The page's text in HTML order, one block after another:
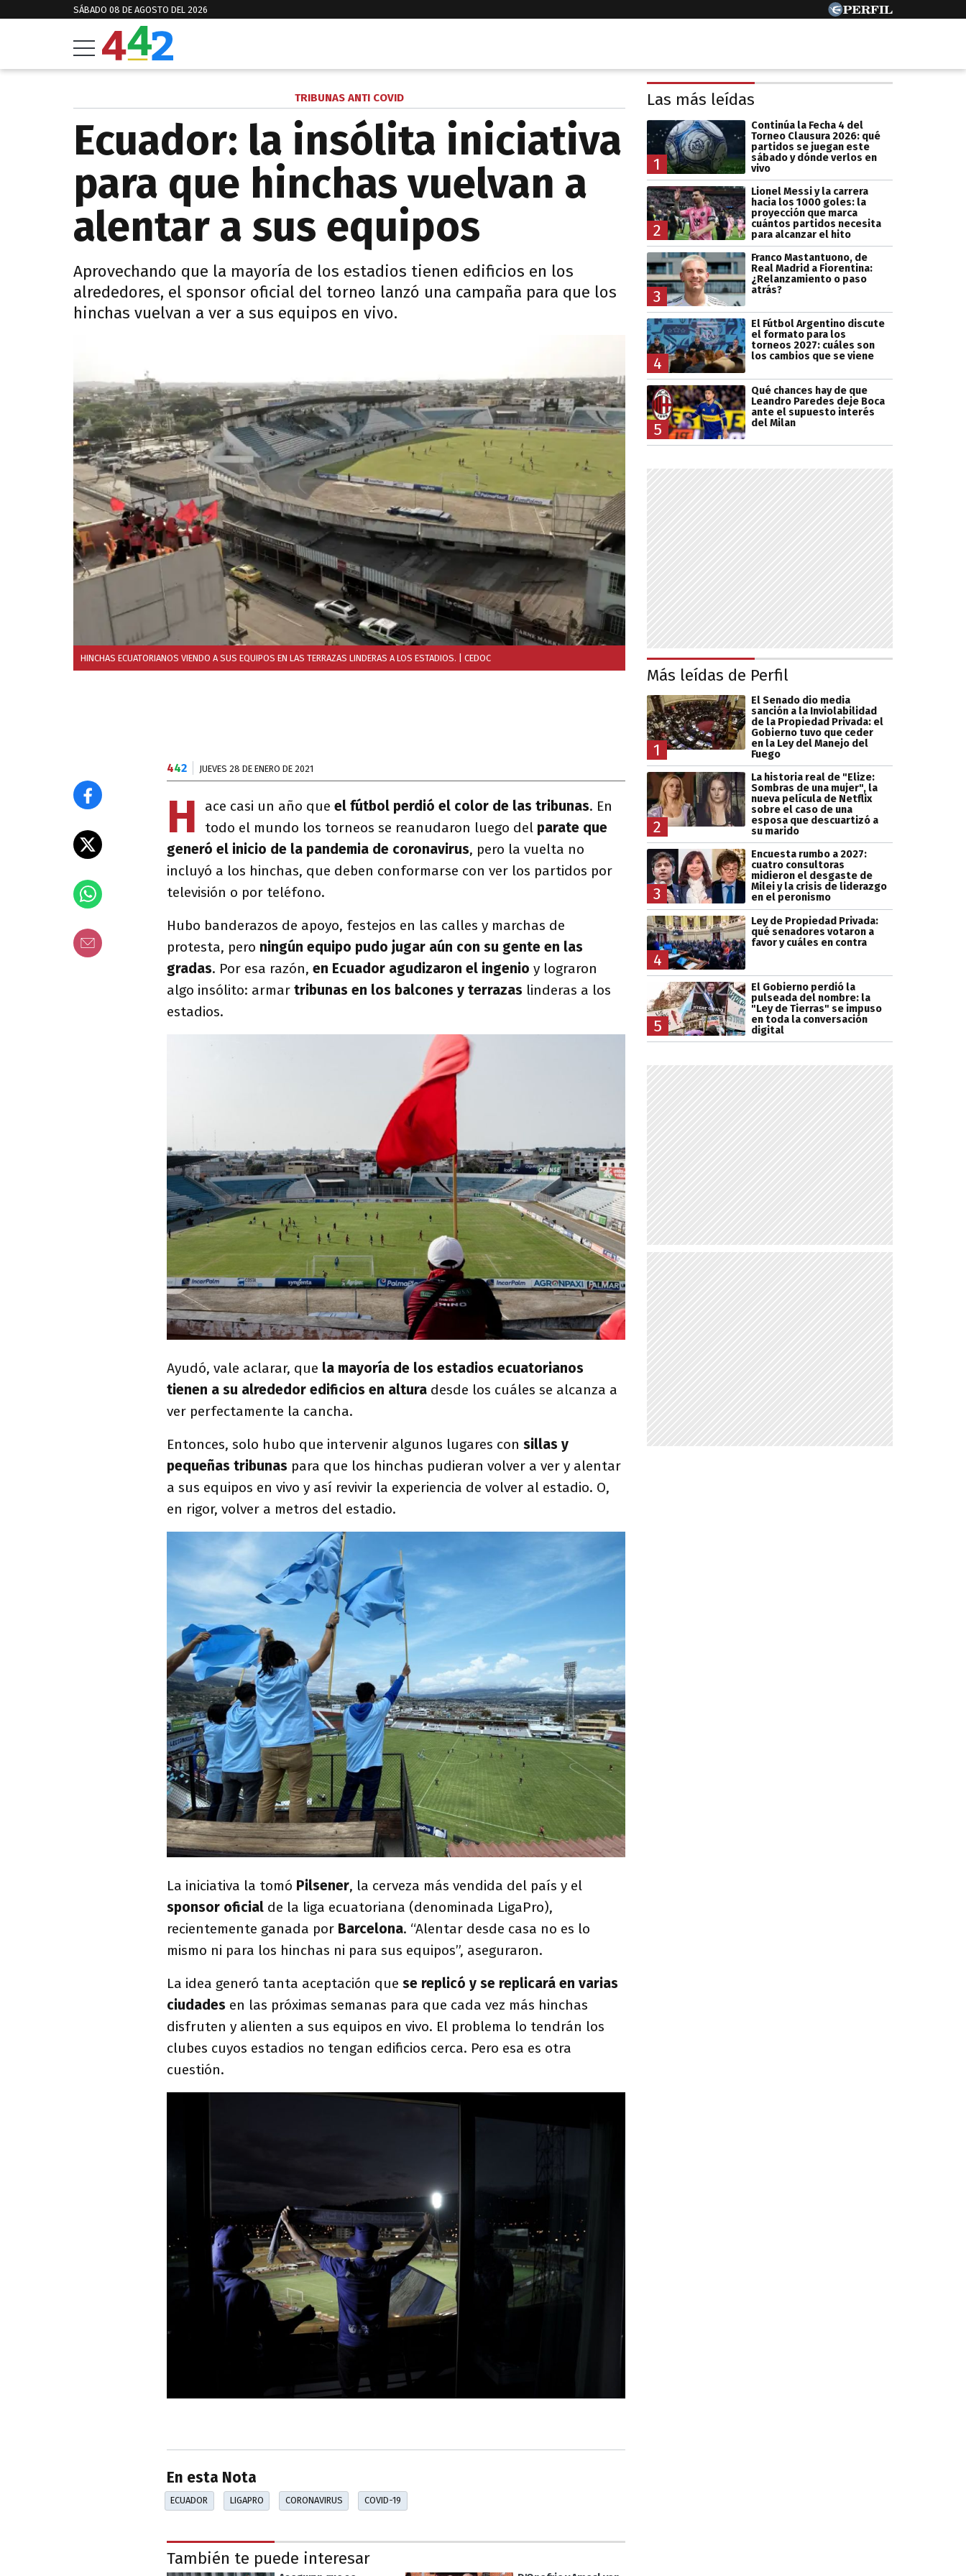
SÁBADO 08 DE AGOSTO DEL 2026
TRIBUNAS ANTI COVID
Ecuador: la insólita iniciativa
para que hinchas vuelvan a
alentar a sus equipos
Aprovechando que la mayoría de los estadios tienen edificios en los
alrededores, el sponsor oficial del torneo lanzó una campaña para que los
hinchas vuelvan a ver a sus equipos en vivo.
HINCHAS ECUATORIANOS VIENDO A SUS EQUIPOS EN LAS TERRAZAS LINDERAS A LOS ESTADIOS. | CEDOC
442 JUEVES 28 DE ENERO DE 2021
H ace casi un año que el fútbol perdió el color de las tribunas. En
todo el mundo los torneos se reanudaron luego del parate que
generó el inicio de la pandemia de coronavirus, pero la vuelta no
incluyó a los hinchas, que deben conformarse con ver los partidos por
televisión o por teléfono.
Hubo banderazos de apoyo, festejos en las calles y marchas de
protesta, pero ningún equipo pudo jugar aún con su gente en las
gradas. Por esa razón, en Ecuador agudizaron el ingenio y lograron
algo insólito: armar tribunas en los balcones y terrazas linderas a los
estadios.
Ayudó, vale aclarar, que la mayoría de los estadios ecuatorianos
tienen a su alrededor edificios en altura desde los cuáles se alcanza a
ver perfectamente la cancha.
Entonces, solo hubo que intervenir algunos lugares con sillas y
pequeñas tribunas para que los hinchas pudieran volver a ver y alentar
a sus equipos en vivo y así revivir la experiencia de volver al estadio. O,
en rigor, volver a metros del estadio.
La iniciativa la tomó Pilsener, la cerveza más vendida del país y el
sponsor oficial de la liga ecuatoriana (denominada LigaPro),
recientemente ganada por Barcelona. “Alentar desde casa no es lo
mismo ni para los hinchas ni para sus equipos”, aseguraron.
La idea generó tanta aceptación que se replicó y se replicará en varias
ciudades en las próximas semanas para que cada vez más hinchas
disfruten y alienten a sus equipos en vivo. El problema lo tendrán los
clubes cuyos estadios no tengan edificios cerca. Pero esa es otra
cuestión.
En esta Nota
ECUADOR LIGAPRO CORONAVIRUS COVID-19
También te puede interesar
Las más leídas
1
Continúa la Fecha 4 del
Torneo Clausura 2026: qué
partidos se juegan este
sábado y dónde verlos en
vivo
2
Lionel Messi y la carrera
hacia los 1000 goles: la
proyección que marca
cuántos partidos necesita
para alcanzar el hito
3
Franco Mastantuono, de
Real Madrid a Fiorentina:
¿Relanzamiento o paso
atrás?
4
El Fútbol Argentino discute
el formato para los
torneos 2027: cuáles son
los cambios que se viene
5
Qué chances hay de que
Leandro Paredes deje Boca
ante el supuesto interés
del Milan
Más leídas de Perfil
1
El Senado dio media
sanción a la Inviolabilidad
de la Propiedad Privada: el
Gobierno tuvo que ceder
en la Ley del Manejo del
Fuego
2
La historia real de "Elize:
Sombras de una mujer", la
nueva película de Netflix
sobre el caso de una
esposa que descuartizó a
su marido
3
Encuesta rumbo a 2027:
cuatro consultoras
midieron el desgaste de
Milei y la crisis de liderazgo
en el peronismo
4
Ley de Propiedad Privada:
qué senadores votaron a
favor y cuáles en contra
5
El Gobierno perdió la
pulseada del nombre: la
"Ley de Tierras" se impuso
en toda la conversación
digital